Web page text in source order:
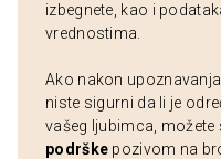
izbegnete, kao i
vrednostima.
Ako nakon
niste sigurni da li je
vašeg ljubimca, možete
podrške pozivom na